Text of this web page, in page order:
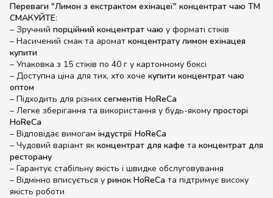
Переваги "Лимон з екстрактом ехінацеї" концентрат чаю ТМ
СМАКУЙТЕ:
– Зручний порційний концентрат чаю у форматі стіків
– Насичений смак та аромат концентрату лимон ехінацея
купити
– Упаковка з 15 стіків по 40 г у картонному боксі
– Доступна ціна для тих, хто хоче купити концентрат чаю
оптом
– Підходить для різних сегментів HoReCa
– Легке зберігання та використання у будь-якому просторі
HoReCa
– Відповідає вимогам індустрії HoReCa
– Чудовий варіант як концентрат для кафе та концентрат для
ресторану
– Гарантує стабільну якість і швидке обслуговування
– Відмінно вписується у ринок HoReCa та підтримує високу
якість роботи